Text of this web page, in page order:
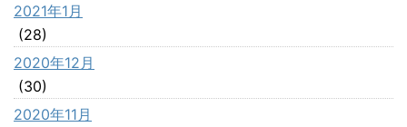
2021年1月
(28)
2020年12月
(30)
2020年11月